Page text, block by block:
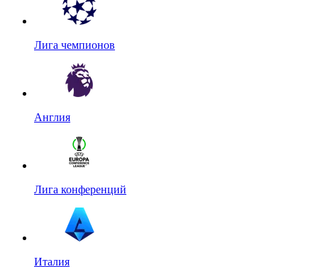
Лига чемпионов
Англия
Лига конференций
Италия